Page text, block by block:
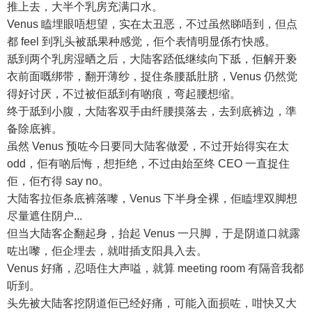
推上去，大半个乳房充满口水。
Venus 瞌埋眼唔想望，实在太丑恶，不过虽然睇唔到，但点
都 feel 到乳头被舐果种感觉，佢个表情明显係冇快感。
舐到两个乳房湿晒之后，大陆客踎低继续向下舐，佢解开亵
衣前面嘅绑带，翻开薄纱，捉住条腰舐肚脐，Venus 仍然觉
得好讨厌，不过被佢舐到有啲痕，弯起腰想缩。
终于舐到小腹，大陆客双手由纤腰摸落去，去到底裤边，準
备除底裤。
虽然 Venus 预咗今日要同大陆客做爱，不过开始得实在太
odd，佢有啲后悔，想拒绝，不过由始至终 CEO 一直捉住
佢，佢冇得 say no。
大陆客拉佢条底裤落嚟，Venus 下半身全裸，佢瞌埋双脚想
尽量遮住阴户...
但当大陆客企翻起身，抬起 Venus 一只脚，于是阴道口就露
咗出嚟，佢企埋去，就咁插支阳具入去。
Venus 好痛，忍唔住大声嗌，就算 meeting room 有隔音我都
听到。
头先被大陆客挖阴道佢已经好痛，可能入面损咗，咁快又大